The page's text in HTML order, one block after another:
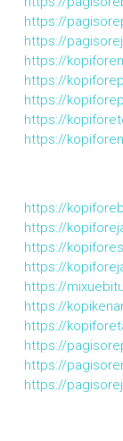
https://
https://
https://
https://
https://
https://
https://
https://
https://
https://
https://
https://
https://
https://
https://
https://
https://